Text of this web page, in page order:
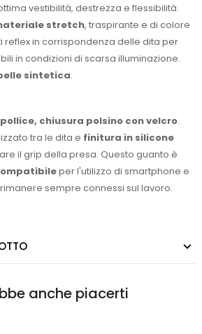
vestibilità, destrezza e flessibilità.
stretch, traspirante e di colore
reflex in corrispondenza delle dita per
in condizioni di scarsa illuminazione.
sintetica.
chiusura polsino con velcro.
tra le dita e finitura in silicone
il grip della presa. Questo guanto è
per l'utilizzo di smartphone e
sempre connessi sul lavoro.
anche piacerti